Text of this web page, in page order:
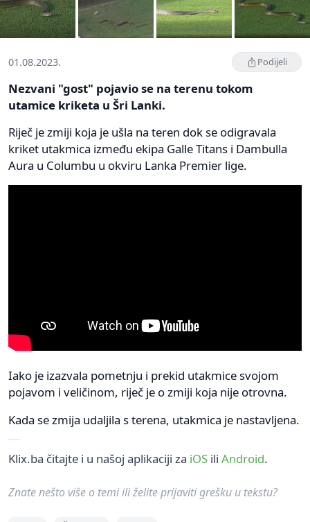
01.08.2023. Podijeli
Nezvani "gost" pojavio se na terenu tokom
utamice kriketa u Šri Lanki.
Riječ je zmiji koja je ušla na teren dok se odigravala
kriket utakmica između ekipa Galle Titans i Dambulla
Aura u Columbu u okviru Lanka Premier lige.
Iako je izazvala pometnju i prekid utakmice svojom
pojavom i veličinom, riječ je o zmiji koja nije otrovna.
Kada se zmija udaljila s terena, utakmica je nastavljena.
Klix.ba čitajte i u našoj aplikaciji za iOS ili Android.
Znate nešto više o temi ili želite prijaviti grešku u tekstu?